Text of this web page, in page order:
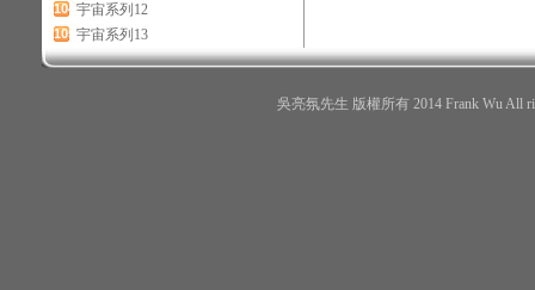
104 宇宙系列12
105 宇宙系列13
吳亮氛先生 版權所有 2014 Frank Wu All